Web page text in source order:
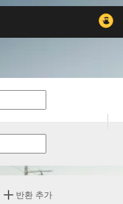
반환 추가